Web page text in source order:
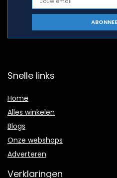
Snelle links
Home
Alles winkelen
Blogs
Onze webshops
Adverteren
Verklaringen